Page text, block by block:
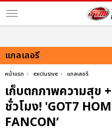
แกลเลอรี
หน้าแรก exclusive แกลเลอรี
เก็บตกภาพความสุข
ชั่วโมง! 'GOT7
FANCON’